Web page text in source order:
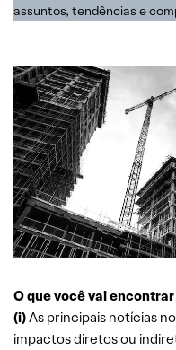
assuntos, tendências e
O que você vai
(i)As principais notícias
impactos diretos ou